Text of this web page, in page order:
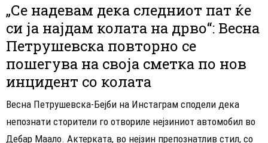
„Се надевам дека следниот пат ќе
си ја најдам колата на дрво“: Весна
Петрушевска повторно се
пошегува на своја сметка по нов
инцидент со колата
Весна Петрушевска-Бејби на Инстаграм сподели дека
непознати сторители го отвориле нејзиниот автомобил во
Дебар Маало. Актерката, во нејзин препознатлив стил, со